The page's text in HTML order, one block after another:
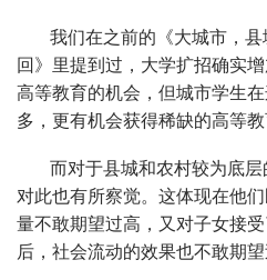
我们在之前的《大城市，
回》里提到过，大学扩招确实
高等教育的机会，但城市学生
多，更有机会获得稀缺的高等教
而对于县城和农村较为底
对此也有所察觉。这体现在他
量不敢期望过高，又对子女接
后，社会流动的效果也不敢期望